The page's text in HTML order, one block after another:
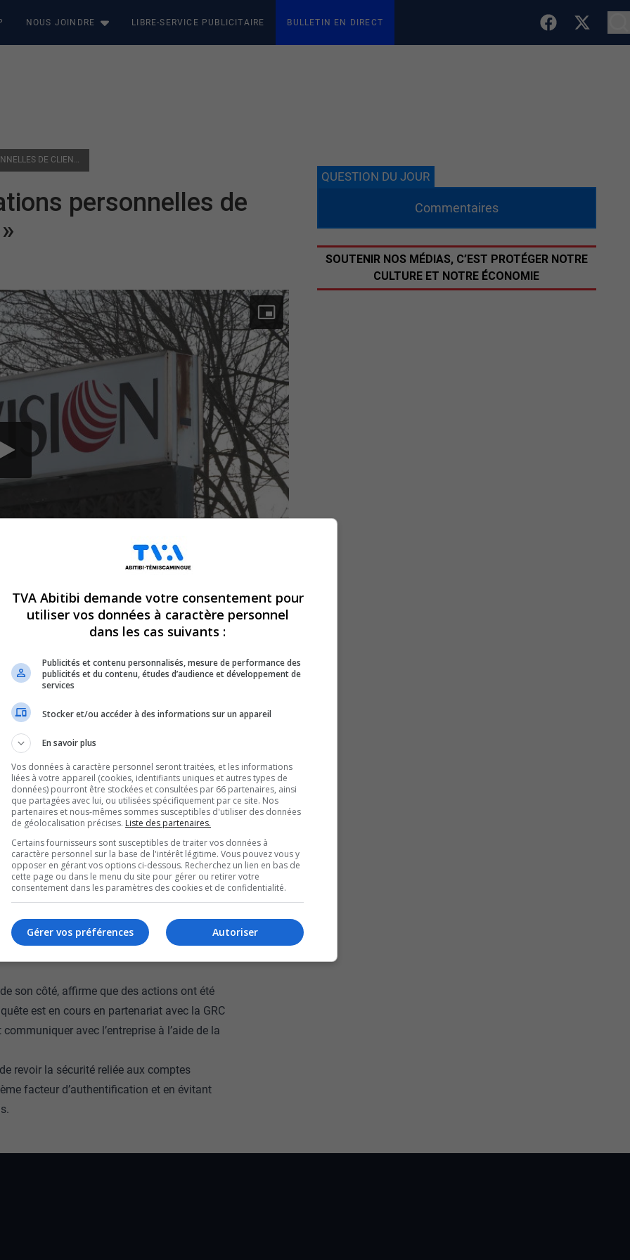
NOUS JOINDRE LIBRE-SERVICE PUBLICITAIRE BULLETIN EN DIRECT
CABLEVISION : DES INFORMATIONS PERSONNELLES DE CLIENTS SUR LE « DARK WEB »
personnelles de
Cablevision, une
récemment, par un
avait été victime
du mois de
des renseignements
et seraient vendus au plus offrant,
le « Dark Web ».
au nom, à l’adresse, au numéro de
cas, à des données financières et
vol de données sont aussi davantage
son côté, affirme que des actions ont été
est en cours en partenariat avec la GRC
avec l’entreprise à l’aide de la
revoir la sécurité reliée aux comptes
facteur d’authentification et en évitant
QUESTION DU JOUR
Commentaires
SOUTENIR NOS MÉDIAS, C’EST PROTÉGER NOTRE
CULTURE ET NOTRE ÉCONOMIE
TVA Abitibi demande votre consentement pour
utiliser vos données à caractère personnel
dans les cas suivants :
Publicités et contenu personnalisés, mesure de performance des
publicités et du contenu, études d’audience et développement de
services
Stocker et/ou accéder à des informations sur un appareil
En savoir plus
Vos données à caractère personnel seront traitées, et les informations
liées à votre appareil (cookies, identifiants uniques et autres types de
données) pourront être stockées et consultées par 66 partenaires, ainsi
que partagées avec lui, ou utilisées spécifiquement par ce site. Nos
partenaires et nous-mêmes sommes susceptibles d'utiliser des données
de géolocalisation précises. Liste des partenaires.
Certains fournisseurs sont susceptibles de traiter vos données à
caractère personnel sur la base de l'intérêt légitime. Vous pouvez vous y
opposer en gérant vos options ci-dessous. Recherchez un lien en bas de
cette page ou dans le menu du site pour gérer ou retirer votre
consentement dans les paramètres des cookies et de confidentialité.
Autoriser
Gérer vos préférences